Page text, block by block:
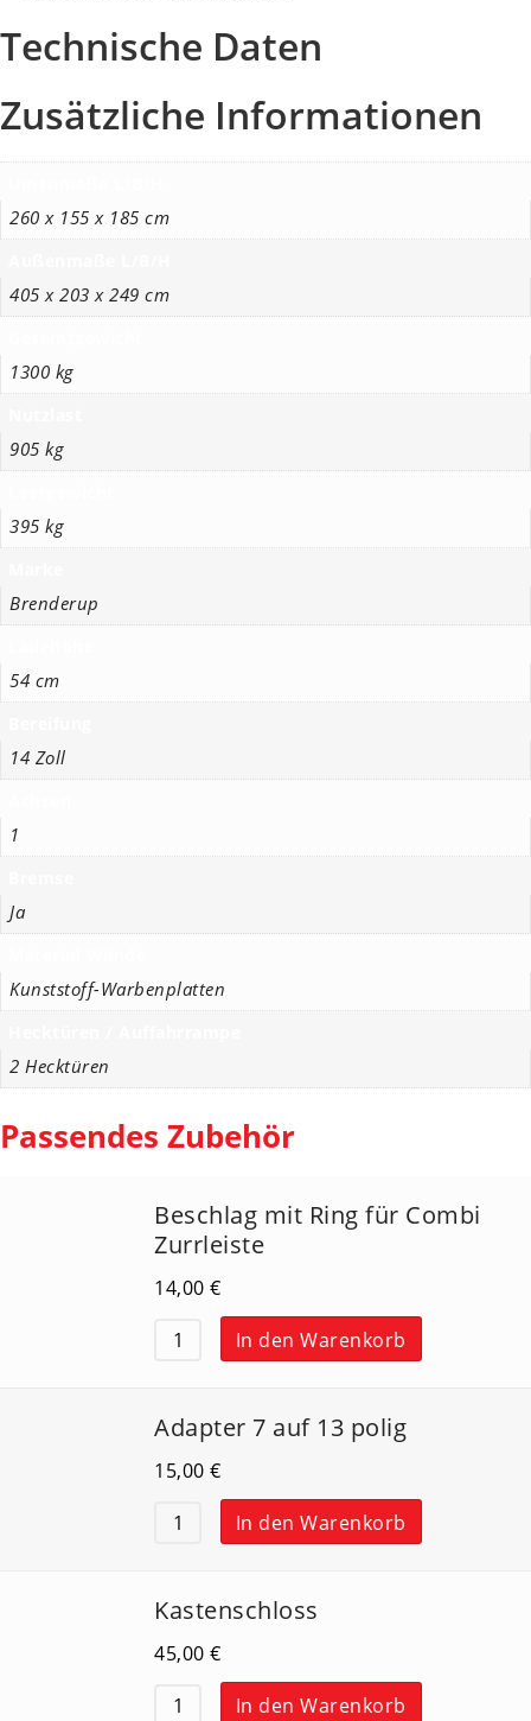
Technische Daten
Zusätzliche Informationen
260 x 155 x 185 cm
405 x 203 x 249 cm
1300 kg
905 kg
395 kg
Brenderup
54 cm
14 Zoll
1
Ja
Kunststoff-Warbenplatten
2 Hecktüren
Passendes Zubehör
Beschlag mit Ring für Combi
Zurrleiste
14,00 €
In den Warenkorb
Adapter 7 auf 13 polig
15,00 €
In den Warenkorb
Kastenschloss
45,00 €
In den Warenkorb